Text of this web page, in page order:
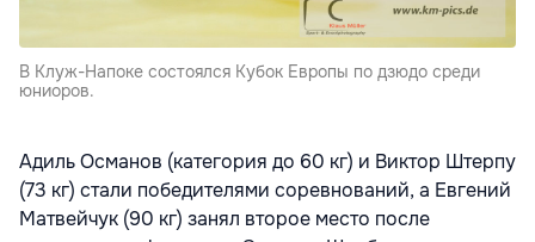
В Клуж-Напоке состоялся Кубок Европы по дзюдо среди
юниоров.
Адиль Османов (категория до 60 кг) и Виктор Штерпу
(73 кг) стали победителями соревнований, а Евгений
Матвейчук (90 кг) занял второе место после